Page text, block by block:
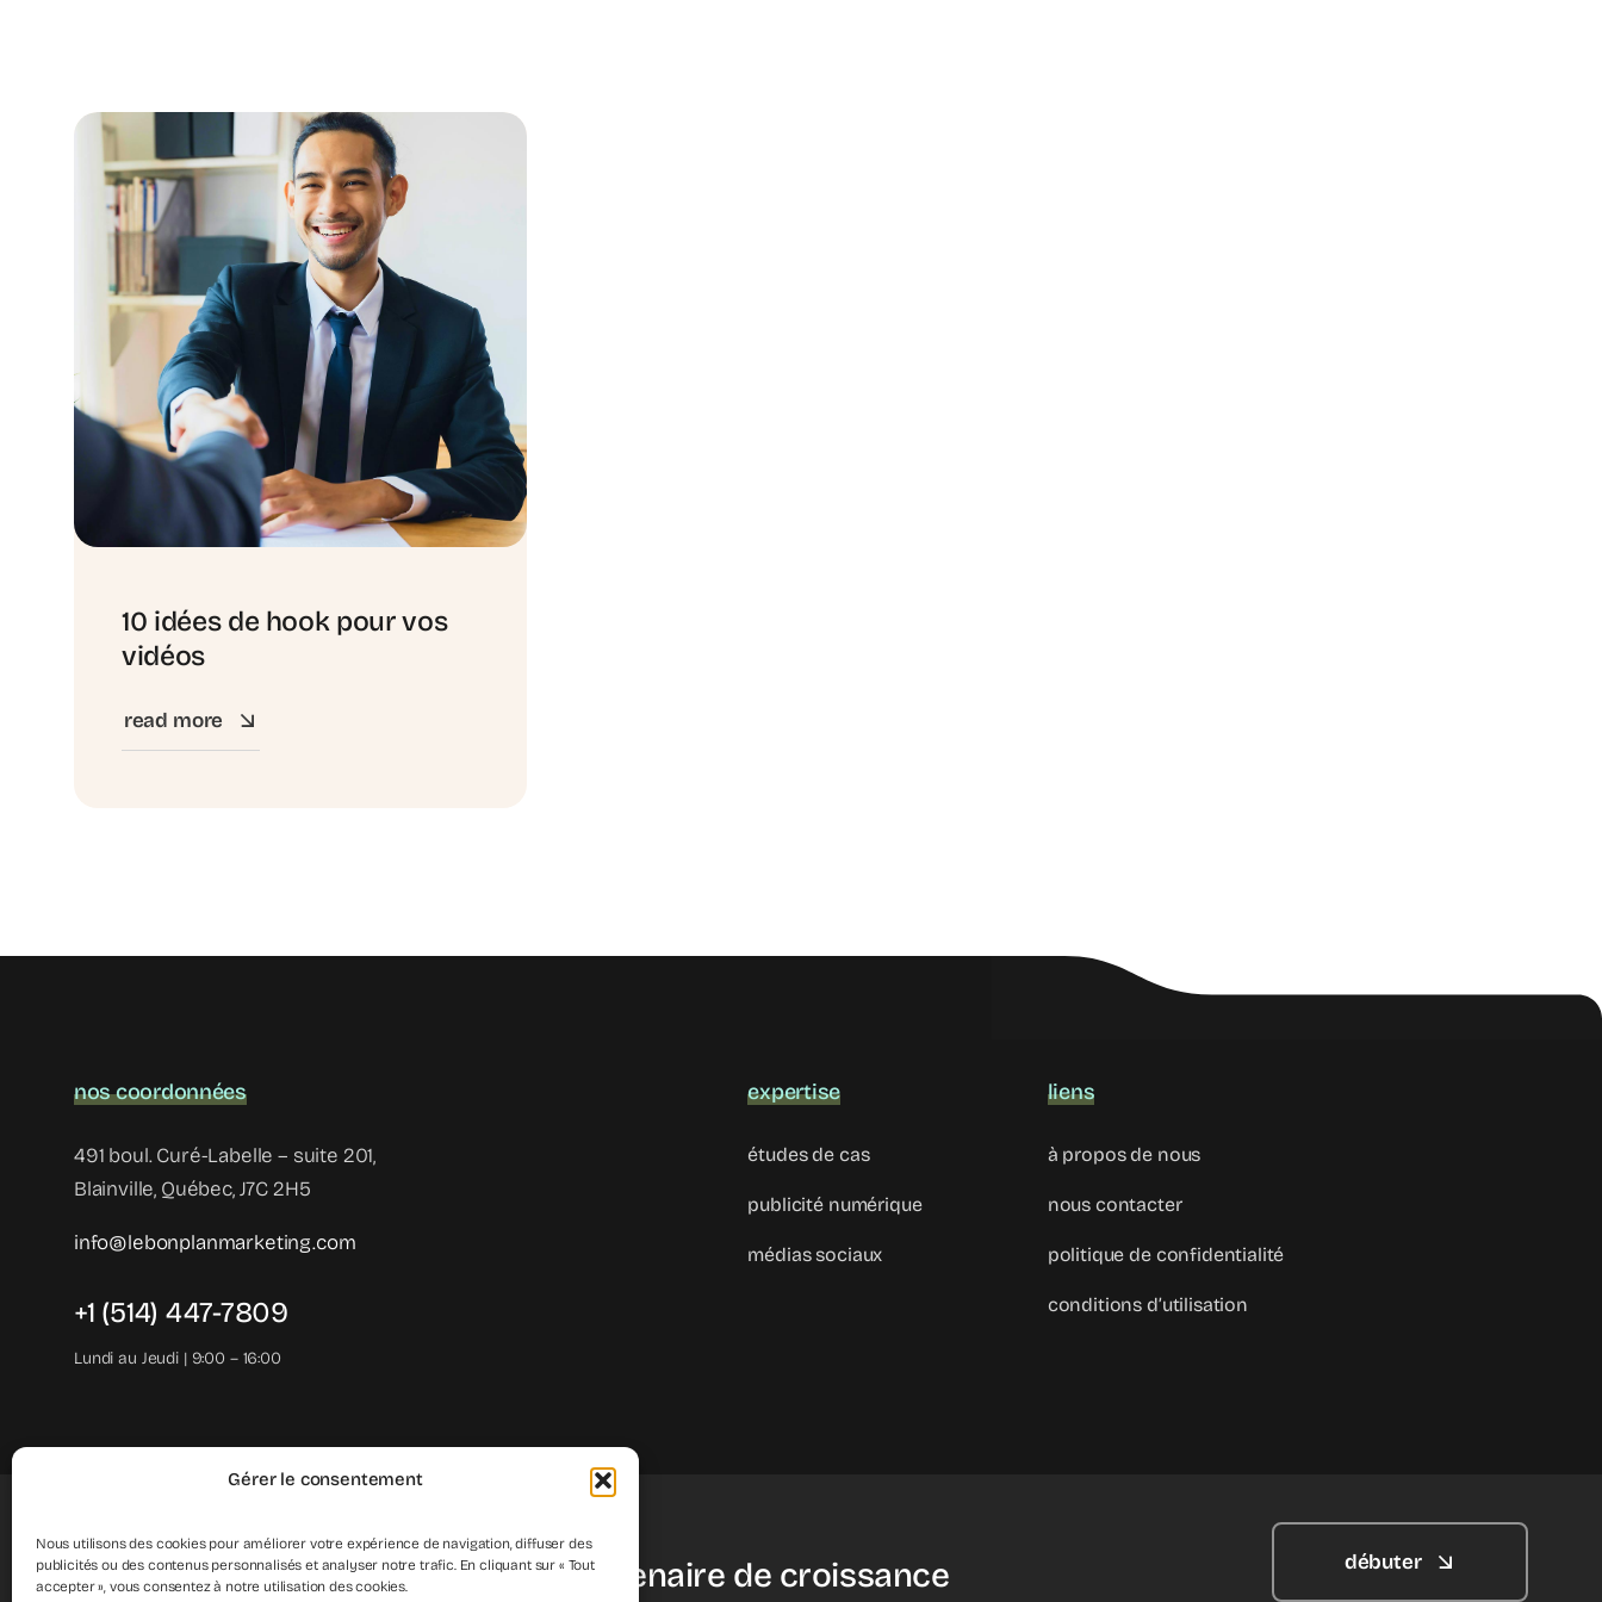
Gérer le consentement
Nous utilisons des cookies pour améliorer votre expérience de navigation, diffuser des
publicités ou des contenus personnalisés et analyser notre trafic. En cliquant sur « Tout
accepter », vous consentez à notre utilisation des cookies.
10 idées de hook pour vos
vidéos
read more
nos coordonnées
491 boul. Curé-Labelle – suite 201,
Blainville, Québec, J7C 2H5
info@lebonplanmarketing.com
+1 (514) 447-7809
Lundi au Jeudi | 9:00 – 16:00
expertise
études de cas
publicité numérique
médias sociaux
liens
à propos de nous
nous contacter
politique de confidentialité
conditions d’utilisation
votre partenaire de croissance débuter